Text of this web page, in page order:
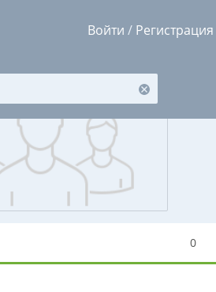
Войти / Регистрация
0